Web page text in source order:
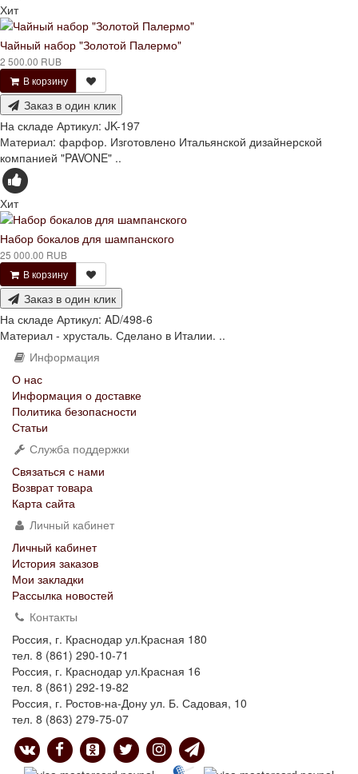
Хит
Чайный набор "Золотой Палермо"
2 500.00 RUB
В корзину
Заказ в один клик
На складе Артикул: JK-197
Материал: фарфор. Изготовлено Итальянской дизайнерской
компанией "PAVONE" ..
Хит
Набор бокалов для шампанского
25 000.00 RUB
В корзину
Заказ в один клик
На складе Артикул: AD/498-6
Материал - хрусталь. Сделано в Италии. ..
Информация
О нас
Информация о доставке
Политика безопасности
Статьи
Служба поддержки
Связаться с нами
Возврат товара
Карта сайта
Личный кабинет
Личный кабинет
История заказов
Мои закладки
Рассылка новостей
Контакты
Россия, г. Краснодар ул.Красная 180
тел. 8 (861) 290-10-71
Россия, г. Краснодар ул.Красная 16
тел. 8 (861) 292-19-82
Россия, г. Ростов-на-Дону ул. Б. Садовая, 10
тел. 8 (863) 279-75-07